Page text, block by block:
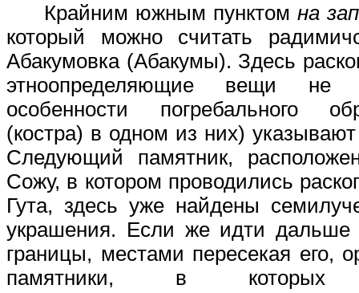
Крайним южным пунктом на
который можно считать
Абакумовка (Абакумы). Здесь
этноопределяющие вещи не
особенности погребального
(костра) в одном из них)
Следующий памятник,
Сожу, в котором проводились
Гута, здесь уже найдены
украшения. Если же идти дальше
границы, местами пересекая его,
памятники, в которых